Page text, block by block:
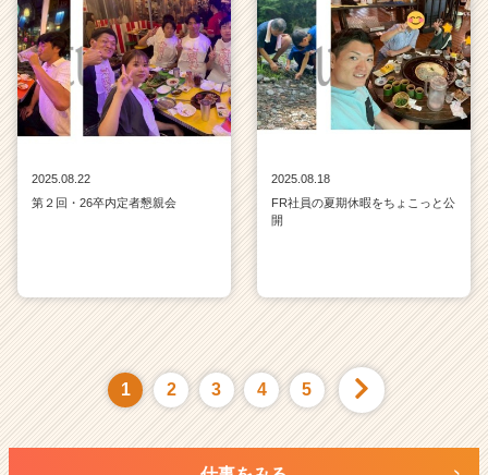
2025.08.22
第２回・26卒内定者懇親会
2025.08.18
FR社員の夏期休暇をちょこっと公
開
1 2 3 4 5